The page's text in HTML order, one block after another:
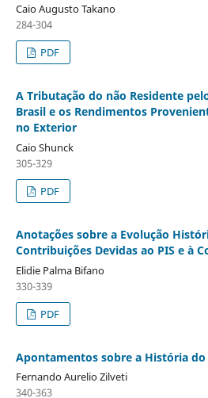
Caio Augusto Takano
284-304
PDF
A Tributação do não Residente
Brasil e os Rendimentos
no Exterior
Caio Shunck
305-329
PDF
Anotações sobre a Evolução
Contribuições Devidas ao PIS e à
Elidie Palma Bifano
330-339
PDF
Apontamentos sobre a História
Fernando Aurelio Zilveti
340-363